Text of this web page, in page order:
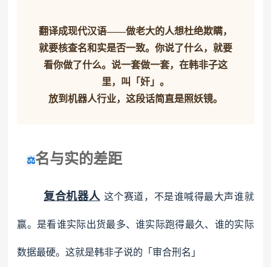
翻译成现代汉语——做老大的人想杜绝欺瞒，
就要核查名和实是否一致。你说了什么，就要
看你做了什么。说一套做一套，在韩非子这
里，叫「奸」。
放到机器人行业，这段话简直是照妖镜。
⚖️名与实的差距
复合机器人 这个赛道，不是谁喊得最大声谁就
赢。是看谁实际出货最多、谁实际跑得最久、谁的实际
数据最硬。这就是韩非子说的「审合刑名」